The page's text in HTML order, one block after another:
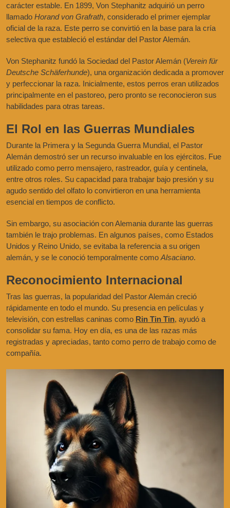
carácter estable. En 1899, Von Stephanitz adquirió un perro
llamado Horand von Grafrath, considerado el primer ejemplar
oficial de la raza. Este perro se convirtió en la base para la cría
selectiva que estableció el estándar del Pastor Alemán.
Von Stephanitz fundó la Sociedad del Pastor Alemán (Verein für
Deutsche Schäferhunde), una organización dedicada a promover
y perfeccionar la raza. Inicialmente, estos perros eran utilizados
principalmente en el pastoreo, pero pronto se reconocieron sus
habilidades para otras tareas.
El Rol en las Guerras Mundiales
Durante la Primera y la Segunda Guerra Mundial, el Pastor
Alemán demostró ser un recurso invaluable en los ejércitos. Fue
utilizado como perro mensajero, rastreador, guía y centinela,
entre otros roles. Su capacidad para trabajar bajo presión y su
agudo sentido del olfato lo convirtieron en una herramienta
esencial en tiempos de conflicto.
Sin embargo, su asociación con Alemania durante las guerras
también le trajo problemas. En algunos países, como Estados
Unidos y Reino Unido, se evitaba la referencia a su origen
alemán, y se le conoció temporalmente como Alsaciano.
Reconocimiento Internacional
Tras las guerras, la popularidad del Pastor Alemán creció
rápidamente en todo el mundo. Su presencia en películas y
televisión, con estrellas caninas como Rin Tin Tin, ayudó a
consolidar su fama. Hoy en día, es una de las razas más
registradas y apreciadas, tanto como perro de trabajo como de
compañía.